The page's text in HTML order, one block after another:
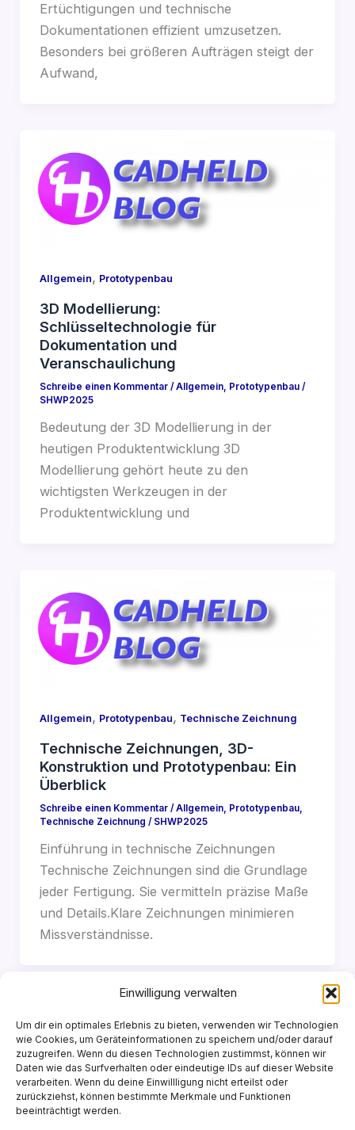
Einwilligung verwalten
Um dir ein optimales Erlebnis zu bieten, verwenden wir Technologien
wie Cookies, um Geräteinformationen zu speichern und/oder darauf
zuzugreifen. Wenn du diesen Technologien zustimmst, können wir
Daten wie das Surfverhalten oder eindeutige IDs auf dieser Website
verarbeiten. Wenn du deine Einwillligung nicht erteilst oder
zurückziehst, können bestimmte Merkmale und Funktionen
beeinträchtigt werden.
Ertüchtigungen und technische
Dokumentationen effizient umzusetzen.
Besonders bei größeren Aufträgen steigt der
Aufwand,
Allgemein, Prototypenbau
3D Modellierung:
Schlüsseltechnologie für
Dokumentation und
Veranschaulichung
Schreibe einen Kommentar / Allgemein, Prototypenbau/
SHWP2025
Bedeutung der 3D Modellierung in der
heutigen Produktentwicklung 3D
Modellierung gehört heute zu den
wichtigsten Werkzeugen in der
Produktentwicklung und
Allgemein, Prototypenbau, Technische Zeichnung
Technische Zeichnungen, 3D-
Konstruktion und Prototypenbau: Ein
Überblick
Schreibe einen Kommentar / Allgemein, Prototypenbau,
Technische Zeichnung / SHWP2025
Einführung in technische Zeichnungen
Technische Zeichnungen sind die Grundlage
jeder Fertigung. Sie vermitteln präzise Maße
und Details.Klare Zeichnungen minimieren
Missverständnisse.
Copyright © 2026 | Powered by SHWDESIGN 2025